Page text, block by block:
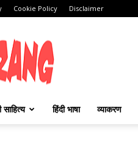
Cookie Policy Disclaimer
साहित्य हिंदी भाषा व्याकरण